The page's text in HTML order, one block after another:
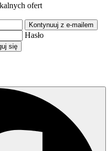
ofert
Kontynuuj z e-mailem
Hasło
się